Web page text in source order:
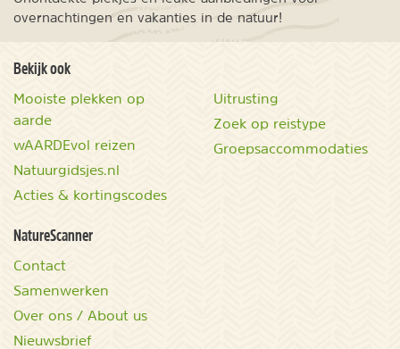
overnachtingen en vakanties in de natuur!
Bekijk ook
Mooiste plekken op
aarde
wAARDEvol reizen
Natuurgidsjes.nl
Acties & kortingscodes
Uitrusting
Zoek op reistype
Groepsaccommodaties
NatureScanner
Contact
Samenwerken
Over ons / About us
Nieuwsbrief